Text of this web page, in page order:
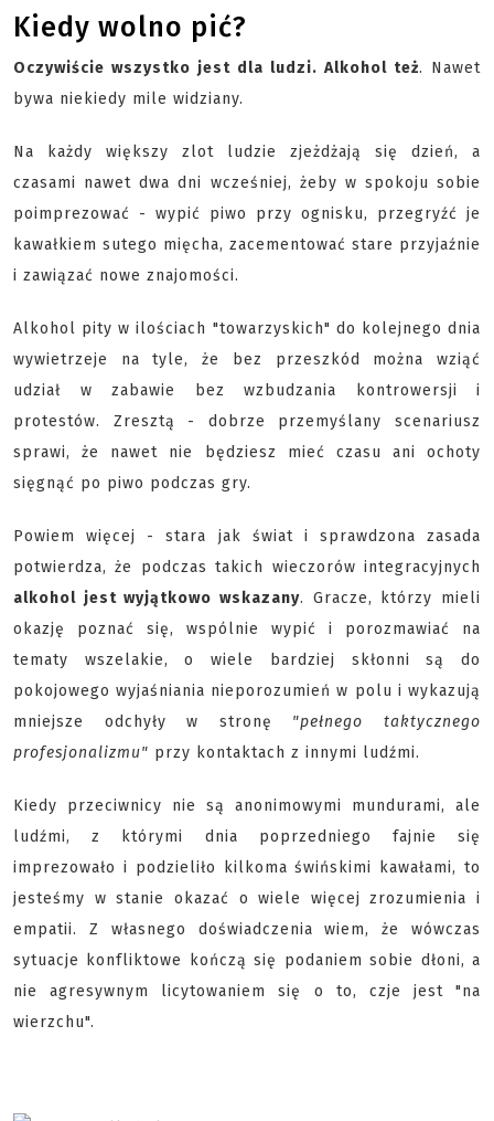
Kiedy wolno pić?
Oczywiście wszystko jest dla ludzi. Alkohol też. Nawet
bywa niekiedy mile widziany.
Na każdy większy zlot ludzie zjeżdżają się dzień, a
czasami nawet dwa dni wcześniej, żeby w spokoju sobie
poimprezować - wypić piwo przy ognisku, przegryźć je
kawałkiem sutego mięcha, zacementować stare przyjaźnie
i zawiązać nowe znajomości.
Alkohol pity w ilościach "towarzyskich" do kolejnego dnia
wywietrzeje na tyle, że bez przeszkód można wziąć
udział w zabawie bez wzbudzania kontrowersji i
protestów. Zresztą - dobrze przemyślany scenariusz
sprawi, że nawet nie będziesz mieć czasu ani ochoty
sięgnąć po piwo podczas gry.
Powiem więcej - stara jak świat i sprawdzona zasada
potwierdza, że podczas takich wieczorów integracyjnych
alkohol jest wyjątkowo wskazany. Gracze, którzy mieli
okazję poznać się, wspólnie wypić i porozmawiać na
tematy wszelakie, o wiele bardziej skłonni są do
pokojowego wyjaśniania nieporozumień w polu i wykazują
mniejsze odchyły w stronę "pełnego taktycznego
profesjonalizmu" przy kontaktach z innymi ludźmi.
Kiedy przeciwnicy nie są anonimowymi mundurami, ale
ludźmi, z którymi dnia poprzedniego fajnie się
imprezowało i podzieliło kilkoma świńskimi kawałami, to
jesteśmy w stanie okazać o wiele więcej zrozumienia i
empatii. Z własnego doświadczenia wiem, że wówczas
sytuacje konfliktowe kończą się podaniem sobie dłoni, a
nie agresywnym licytowaniem się o to, czje jest "na
wierzchu".